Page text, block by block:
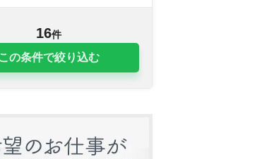
16件
この条件で絞り込む